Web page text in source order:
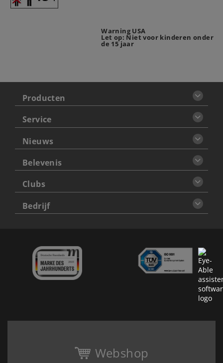
Warning USA
Let op: Niet voor kinderen onder
de 15 jaar
Producten
Service
Nieuws
Belevenis
Clubs
Bedrijf
Webshop